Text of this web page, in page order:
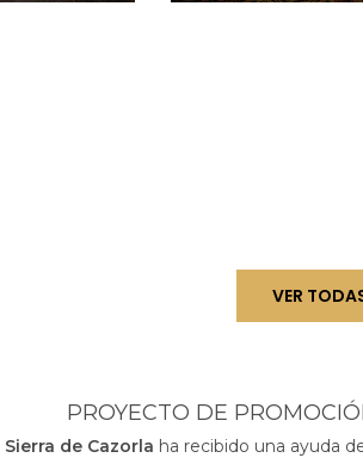
VER
PROYECTO DE
de Cazorla ha recibido una ayuda